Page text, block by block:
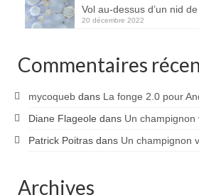
Vol au-dessus d’un nid
20 décembre 2022
Commentaires
mycoqueb dans La fonge 2.0 pour
Diane Flageole dans Un champignon
Patrick Poitras dans Un champignon
Archives